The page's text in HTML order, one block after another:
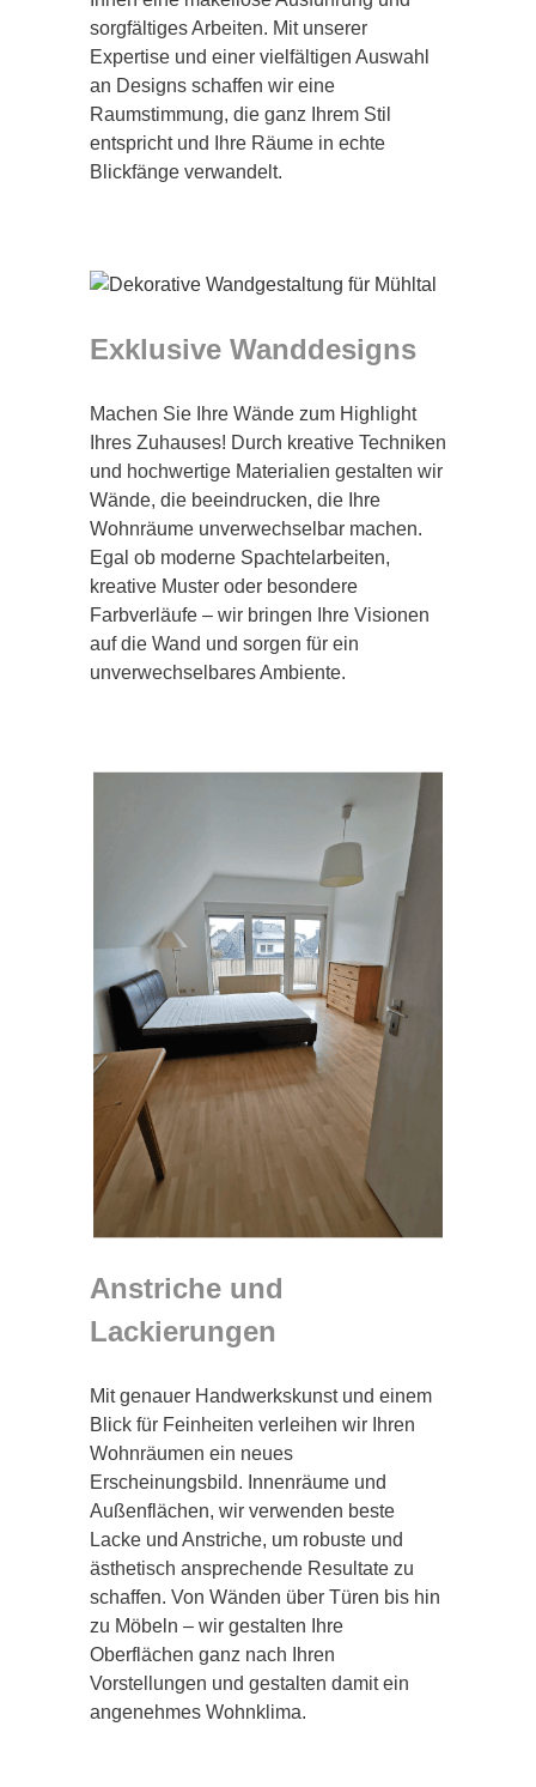
sorgfältiges Arbeiten. Mit unserer
Expertise und einer vielfältigen Auswahl
an Designs schaffen wir eine
Raumstimmung, die ganz Ihrem Stil
entspricht und Ihre Räume in echte
Blickfänge verwandelt.
Exklusive Wanddesigns
Machen Sie Ihre Wände zum Highlight
Ihres Zuhauses! Durch kreative Techniken
und hochwertige Materialien gestalten wir
Wände, die beeindrucken, die Ihre
Wohnräume unverwechselbar machen.
Egal ob moderne Spachtelarbeiten,
kreative Muster oder besondere
Farbverläufe – wir bringen Ihre Visionen
auf die Wand und sorgen für ein
unverwechselbares Ambiente.
Anstriche und
Lackierungen
Mit genauer Handwerkskunst und einem
Blick für Feinheiten verleihen wir Ihren
Wohnräumen ein neues
Erscheinungsbild. Innenräume und
Außenflächen, wir verwenden beste
Lacke und Anstriche, um robuste und
ästhetisch ansprechende Resultate zu
schaffen. Von Wänden über Türen bis hin
zu Möbeln – wir gestalten Ihre
Oberflächen ganz nach Ihren
Vorstellungen und gestalten damit ein
angenehmes Wohnklima.